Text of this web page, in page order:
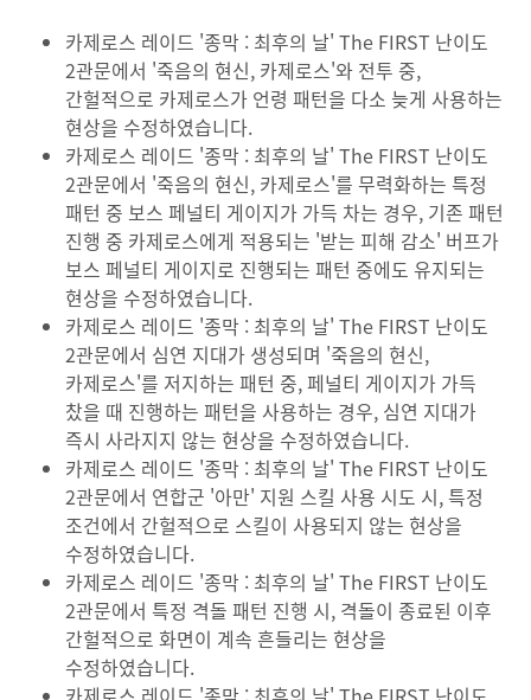
카제로스 레이드 '종막 : 최후의 날' The FIRST 난이도
2관문에서 '죽음의 현신, 카제로스'와 전투 중,
간헐적으로 카제로스가 언령 패턴을 다소 늦게 사용하는
현상을 수정하였습니다.
카제로스 레이드 '종막 : 최후의 날' The FIRST 난이도
2관문에서 '죽음의 현신, 카제로스'를 무력화하는 특정
패턴 중 보스 페널티 게이지가 가득 차는 경우, 기존 패턴
진행 중 카제로스에게 적용되는 '받는 피해 감소' 버프가
보스 페널티 게이지로 진행되는 패턴 중에도 유지되는
현상을 수정하였습니다.
카제로스 레이드 '종막 : 최후의 날' The FIRST 난이도
2관문에서 심연 지대가 생성되며 '죽음의 현신,
카제로스'를 저지하는 패턴 중, 페널티 게이지가 가득
찼을 때 진행하는 패턴을 사용하는 경우, 심연 지대가
즉시 사라지지 않는 현상을 수정하였습니다.
카제로스 레이드 '종막 : 최후의 날' The FIRST 난이도
2관문에서 연합군 '아만' 지원 스킬 사용 시도 시, 특정
조건에서 간헐적으로 스킬이 사용되지 않는 현상을
수정하였습니다.
카제로스 레이드 '종막 : 최후의 날' The FIRST 난이도
2관문에서 특정 격돌 패턴 진행 시, 격돌이 종료된 이후
간헐적으로 화면이 계속 흔들리는 현상을
수정하였습니다.